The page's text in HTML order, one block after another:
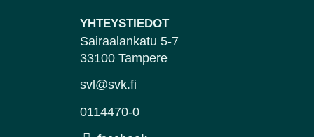
YHTEYSTIEDOT
Sairaalankatu 5-7
33100 Tampere
svl@svk.fi
0114470-0